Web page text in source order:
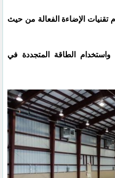
الإضاءة الفعالة من حيث
واستخدام الطاقة المتجددة في